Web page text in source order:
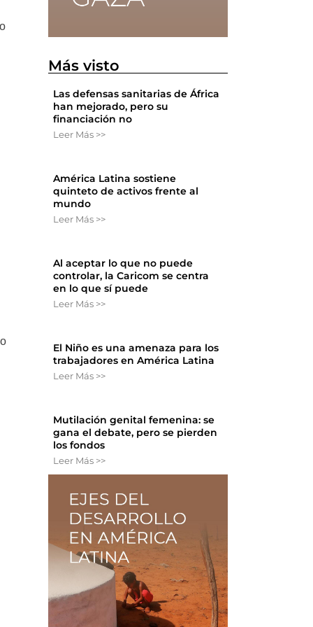
Más visto
Las defensas sanitarias de África
han mejorado, pero su
financiación no
Leer Más >>
América Latina sostiene
quinteto de activos frente al
mundo
Leer Más >>
Al aceptar lo que no puede
controlar, la Caricom se centra
en lo que sí puede
Leer Más >>
El Niño es una amenaza para los
trabajadores en América Latina
Leer Más >>
Mutilación genital femenina: se
gana el debate, pero se pierden
los fondos
Leer Más >>